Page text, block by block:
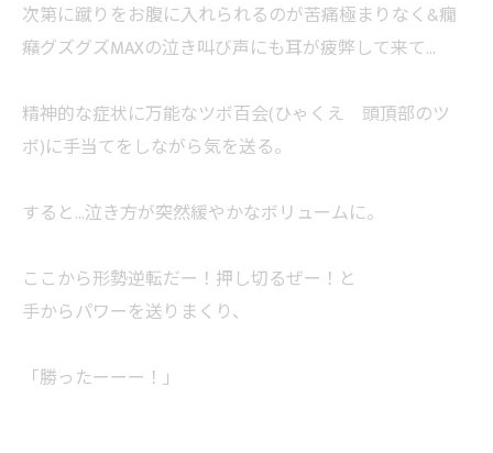
次第に蹴りをお腹に入れられるのが苦痛極まりなく&癇
癪グズグズMAXの泣き叫び声にも耳が疲弊して来て…
精神的な症状に万能なツボ百会(ひゃくえ 頭頂部のツ
ボ)に手当てをしながら気を送る。
すると…泣き方が突然緩やかなボリュームに。
ここから形勢逆転だー！押し切るぜー！と
手からパワーを送りまくり、
「勝ったーーー！」